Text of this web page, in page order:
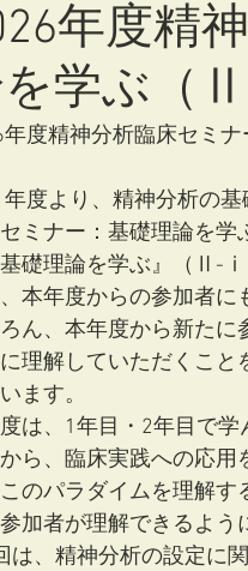
年度精
学ぶ（
年度精神分析臨床セミ
年度より、精神分析の
ミナー：基礎理論を
礎理論を学ぶ』（Ⅱ-ⅰ
本年度からの参加者
ん、本年度から新た
理解していただくこ
ます。
は、1年目・2年目で
ら、臨床実践への応用
のパラダイムを理解
加者が理解できるよう
は、精神分析の設定に